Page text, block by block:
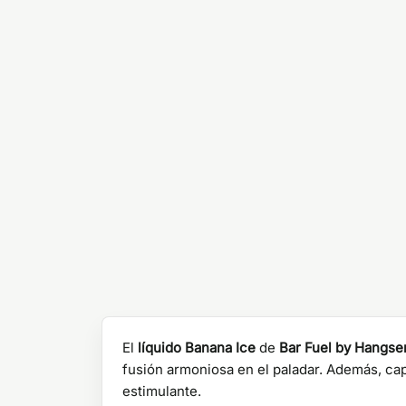
El líquido Banana Ice de Bar Fuel by
fusión armoniosa en el paladar. Además,
estimulante.